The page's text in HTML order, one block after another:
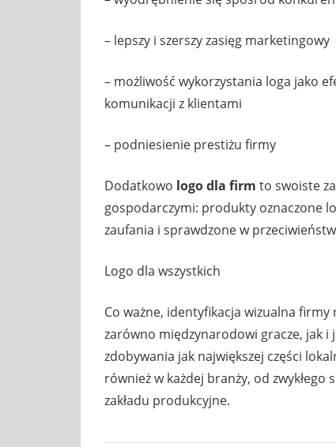
– lepszy i szerszy zasięg marketingowy
– możliwość wykorzystania loga jako
komunikacji z klientami
– podniesienie prestiżu firmy
Dodatkowo logo dla firm to swoiste
gospodarczymi: produkty oznaczone
zaufania i sprawdzone w
Logo dla wszystkich
Co ważne, identyfikacja wizualna
zarówno międzynarodowi gracze, jak
zdobywania jak największej części
również w każdej branży, od
zakładu produkcyjne.